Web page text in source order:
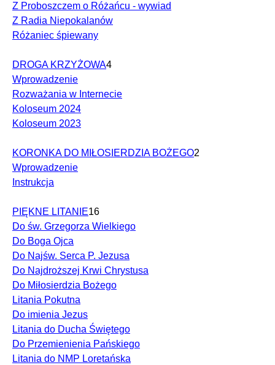
Z Proboszczem o Różańcu - wywiad
Z Radia Niepokalanów
Różaniec śpiewany
DROGA KRZYŻOWA4
Wprowadzenie
Rozważania w Internecie
Koloseum 2024
Koloseum 2023
KORONKA DO MIŁOSIERDZIA BOŻEGO2
Wprowadzenie
Instrukcja
PIĘKNE LITANIE16
Do św. Grzegorza Wielkiego
Do Boga Ojca
Do Najśw. Serca P. Jezusa
Do Najdroższej Krwi Chrystusa
Do Miłosierdzia Bożego
Litania Pokutna
Do imienia Jezus
Litania do Ducha Świętego
Do Przemienienia Pańskiego
Litania do NMP Loretańska